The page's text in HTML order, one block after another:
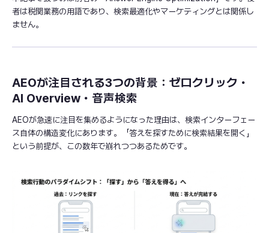
者は税関業務の用語であり、検索最適化やマーケティングとは関係し
ません。
AEOが注目される3つの背景：ゼロクリック・
AI Overview・音声検索
AEOが急速に注目を集めるようになった理由は、検索インターフェー
ス自体の構造変化にあります。「答えを探すために検索結果を開く」
という前提が、この数年で崩れつつあるためです。